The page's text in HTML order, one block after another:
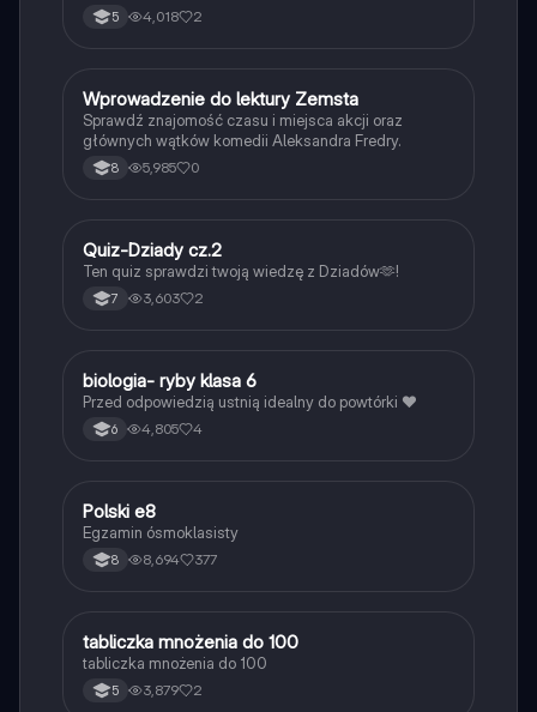
5 4,018 2
WJęzyk polski
Wprowadzenie do lektury Zemsta
Sprawdź znajomość czasu i miejsca akcji oraz
głównych wątków komedii Aleksandra Fredry.
8 5,985 0
QJęzyk polski
Quiz-Dziady cz.2
Ten quiz sprawdzi twoją wiedzę z Dziadów🫶!
7 3,603 2
BBiologia
biologia- ryby klasa 6
Przed odpowiedzią ustnią idealny do powtórki ❤️
6 4,805 4
Język polski
Polski e8
Egzamin ósmoklasisty
8 8,694 377
TMatematyka
tabliczka mnożenia do 100
tabliczka mnożenia do 100
5 3,879 2